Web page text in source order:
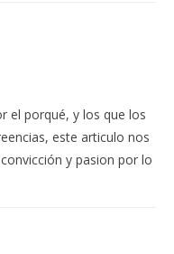
el porqué, y los que los
este articulo nos
y pasion por lo